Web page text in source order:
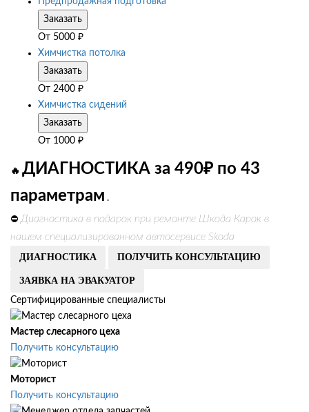
Заказать
От 5000 ₽
Химчистка потолка
Заказать
От 2400 ₽
Химчистка сидений
Заказать
От 1000 ₽
🔥 ДИАГНОСТИКА за 490₽ по 43
параметрам .
⛔ Диагностика в подарок при ремонте Шкода Карок в
нашем специализированном автосервисе Skoda
ДИАГНОСТИКА ПОЛУЧИТЬ КОНСУЛЬТАЦИЮ
ЗАЯВКА НА ЭВАКУАТОР
Сертифицированные специалисты
Мастер слесарного цеха
Получить консультацию
Моторист
Получить консультацию